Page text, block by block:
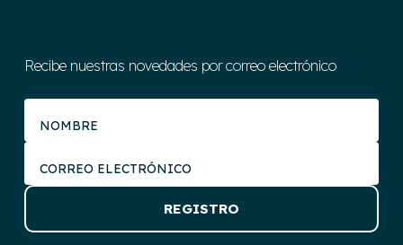
Recibe nuestras novedades por correo electrónico